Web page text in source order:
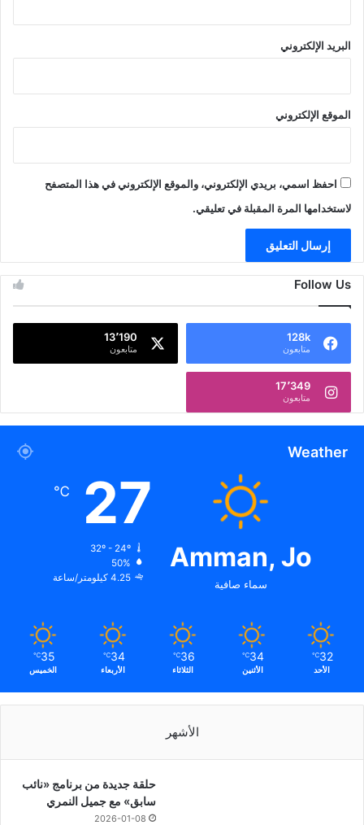
البريد الإلكتروني
الموقع الإلكتروني
احفظ اسمي، بريدي الإلكتروني، والموقع الإلكتروني في هذا المتصفح
لاستخدامها المرة المقبلة في تعليقي.
Follow Us
128k
متابعون
13٬190
متابعون
17٬349
متابعون
Weather
Amman, Jo
سماء صافية
27
℃
32º - 24º
50%
4.25 كيلومتر/ساعة
32
℃
الأحد
34
℃
الأثنين
36
℃
الثلاثاء
34
℃
الأربعاء
35
℃
الخميس
الأشهر
حلقة جديدة من برنامج «نائب
سابق» مع جميل النمري
2026-01-08